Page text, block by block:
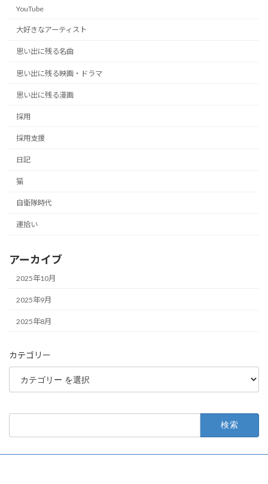
YouTube
大好きなアーティスト
思い出に残る名曲
思い出に残る映画・ドラマ
思い出に残る漫画
採用
採用支援
日記
猫
自衛隊時代
運拾い
アーカイブ
2025年10月
2025年9月
2025年8月
カテゴリー